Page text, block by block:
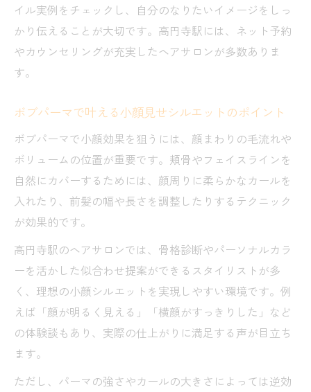
イル実例をチェックし、自分のなりたいイメージをしっ
かり伝えることが大切です。高円寺駅には、ネット予約
やカウンセリングが充実したヘアサロンが多数ありま
す。
ボブパーマで叶える小顔見せシルエットのポイント
ボブパーマで小顔効果を狙うには、顔まわりの毛流れや
ボリュームの位置が重要です。頬骨やフェイスラインを
自然にカバーするためには、顔周りに柔らかなカールを
入れたり、前髪の幅や長さを調整したりするテクニック
が効果的です。
高円寺駅のヘアサロンでは、骨格診断やパーソナルカラ
ーを活かした似合わせ提案ができるスタイリストが多
く、理想の小顔シルエットを実現しやすい環境です。例
えば「顔が明るく見える」「横顔がすっきりした」など
の体験談もあり、実際の仕上がりに満足する声が目立ち
ます。
ただし、パーマの強さやカールの大きさによっては逆効